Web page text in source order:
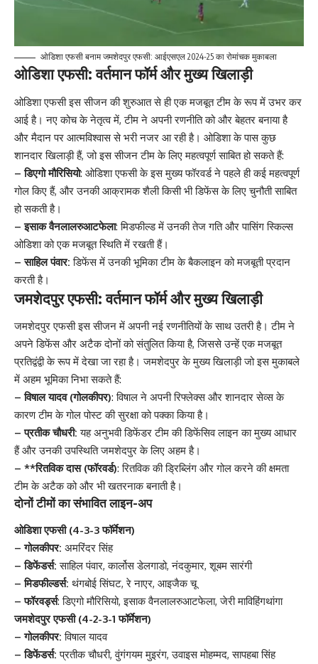
ओडिशा एफसी बनाम जमशेदपुर एफसी: आईएसएल 2024-25 का रोमांचक मुकाबला
ओडिशा एफसी: वर्तमान फॉर्म और मुख्य खिलाड़ी
ओडिशा एफसी इस सीजन की शुरुआत से ही एक मजबूत टीम के रूप में उभर कर
आई है। नए कोच के नेतृत्व में, टीम ने अपनी रणनीति को और बेहतर बनाया है
और मैदान पर आत्मविश्वास से भरी नजर आ रही है। ओडिशा के पास कुछ
शानदार खिलाड़ी हैं, जो इस सीजन टीम के लिए महत्वपूर्ण साबित हो सकते हैं:
– डिएगो मौरिसियो: ओडिशा एफसी के इस मुख्य फॉरवर्ड ने पहले ही कई महत्वपूर्ण
गोल किए हैं, और उनकी आक्रामक शैली किसी भी डिफेंस के लिए चुनौती साबित
हो सकती है।
– इसाक वैनलालरुआटफेला: मिडफील्ड में उनकी तेज गति और पासिंग स्किल्स
ओडिशा को एक मजबूत स्थिति में रखती हैं।
– साहिल पंवार: डिफेंस में उनकी भूमिका टीम के बैकलाइन को मजबूती प्रदान
करती है।
जमशेदपुर एफसी: वर्तमान फॉर्म और मुख्य खिलाड़ी
जमशेदपुर एफसी इस सीजन में अपनी नई रणनीतियों के साथ उतरी है। टीम ने
अपने डिफेंस और अटैक दोनों को संतुलित किया है, जिससे उन्हें एक मजबूत
प्रतिद्वंद्वी के रूप में देखा जा रहा है। जमशेदपुर के मुख्य खिलाड़ी जो इस मुकाबले
में अहम भूमिका निभा सकते हैं:
– विषाल यादव (गोलकीपर): विषाल ने अपनी रिफ्लेक्स और शानदार सेव्स के
कारण टीम के गोल पोस्ट की सुरक्षा को पक्का किया है।
– प्रतीक चौधरी: यह अनुभवी डिफेंडर टीम की डिफेंसिव लाइन का मुख्य आधार
हैं और उनकी उपस्थिति जमशेदपुर के लिए अहम है।
– **रितविक दास (फॉरवर्ड): रितविक की ड्रिब्लिंग और गोल करने की क्षमता
टीम के अटैक को और भी खतरनाक बनाती है।
दोनों टीमों का संभावित लाइन-अप
ओडिशा एफसी (4-3-3 फॉर्मेशन)
– गोलकीपर: अमरिंदर सिंह
– डिफेंडर्स: साहिल पंवार, कार्लोस डेलगाडो, नंदकुमार, शूबम सारंगी
– मिडफील्डर्स: थंगबोई सिंघट, रे नाएर, आइजैक चू
– फॉरवर्ड्स: डिएगो मौरिसियो, इसाक वैनलालरुआटफेला, जेरी माविहिंगथांगा
जमशेदपुर एफसी (4-2-3-1 फॉर्मेशन)
– गोलकीपर: विषाल यादव
– डिफेंडर्स: प्रतीक चौधरी, वुंगंगयम मुइरंग, उवाइस मोहम्मद, सापहबा सिंह